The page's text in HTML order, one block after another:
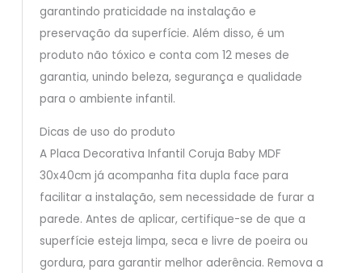
garantindo praticidade na instalação e
preservação da superfície. Além disso, é um
produto não tóxico e conta com 12 meses de
garantia, unindo beleza, segurança e qualidade
para o ambiente infantil.
Dicas de uso do produto
A Placa Decorativa Infantil Coruja Baby MDF
30x40cm já acompanha fita dupla face para
facilitar a instalação, sem necessidade de furar a
parede. Antes de aplicar, certifique-se de que a
superfície esteja limpa, seca e livre de poeira ou
gordura, para garantir melhor aderência. Remova a